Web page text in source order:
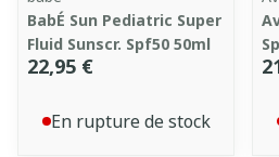
BabÉ Sun Pediatric Super
Fluid Sunscr. Spf50 50ml
22,95 €
En rupture de stock